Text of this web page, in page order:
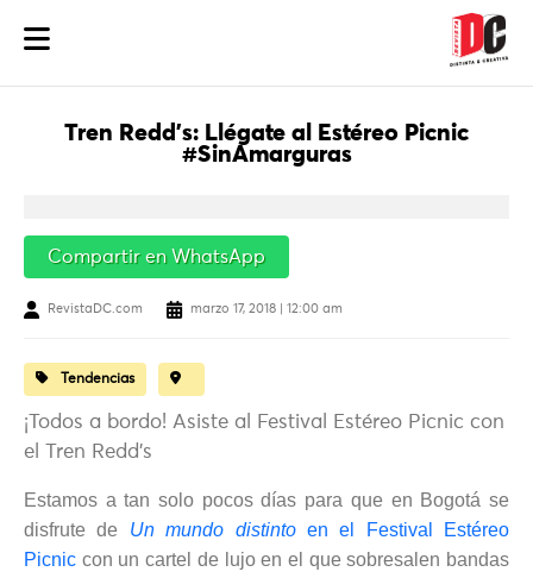
Tren Redd’s: Llégate al Estéreo Picnic
#SinAmarguras
Compartir en WhatsApp
RevistaDC.com marzo 17, 2018 | 12:00 am
Tendencias
¡Todos a bordo! Asiste al Festival Estéreo Picnic con
el Tren Redd’s
Estamos a tan solo pocos días para que en Bogotá se
disfrute de Un mundo distintoen el Festival Estéreo
Picnic con un cartel de lujo en el que sobresalen bandas